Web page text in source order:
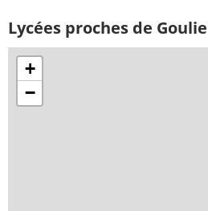
Lycées proches de
+
−